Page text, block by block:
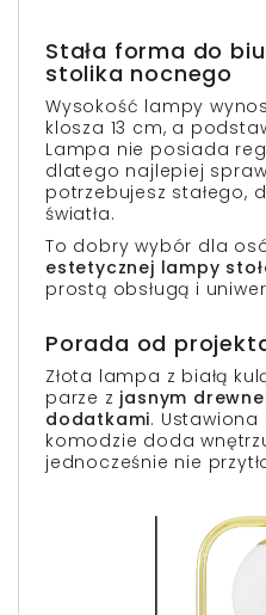
Stała forma do
stolika nocnego
Wysokość lampy
klosza 13 cm, a
Lampa nie posiada
dlatego najlepiej
potrzebujesz stałego,
światła.
To dobry wybór dla
estetycznej lampy
prostą obsługą i
Porada od
Złota lampa z białą
parze z jasnym
dodatkami.
komodzie doda
jednocześnie nie